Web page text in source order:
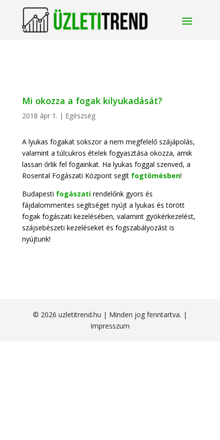
Mi okozza a fogak kilyukadását?
2018 ápr 1. | Egészség
A lyukas fogakat sokszor a nem megfelelő szájápolás,
valamint a túlcukros ételek fogyasztása okozza, amik
lassan őrlik fel fogainkat. Ha lyukas foggal szenved, a
Rosental Fogászati Központ segít fogtömésben!
Budapesti fogászati rendelőnk gyors és
fájdalommentes segítséget nyújt a lyukas és törött
fogak fogászati kezelésében, valamint gyökérkezelést,
szájsebészeti kezeléseket és fogszabályozást is
nyújtunk!
© 2026 uzletitrend.hu | Minden jog fenntartva. |
Impresszum